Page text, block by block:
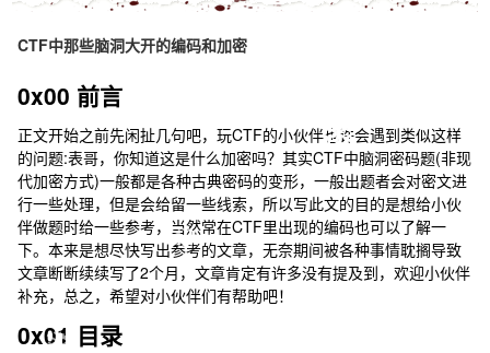
CTF中那些脑洞大开的编码和加密
0x00 前言
正文开始之前先闲扯几句吧，玩CTF的小伙伴也许会遇到类似这样
的问题:表哥，你知道这是什么加密吗？其实CTF中脑洞密码题(非现
代加密方式)一般都是各种古典密码的变形，一般出题者会对密文进
行一些处理，但是会给留一些线索，所以写此文的目的是想给小伙
伴做题时给一些参考，当然常在CTF里出现的编码也可以了解一
下。本来是想尽快写出参考的文章，无奈期间被各种事情耽搁导致
文章断断续续写了2个月，文章肯定有许多没有提及到，欢迎小伙伴
补充，总之，希望对小伙伴们有帮助吧！
0x01 目录
❄
❄